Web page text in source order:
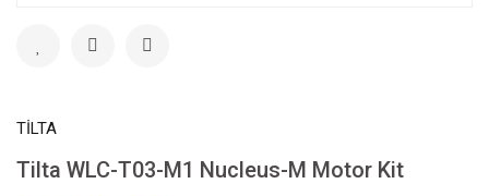
TİLTA
Tilta WLC-T03-M1 Nucleus-M Motor Kit